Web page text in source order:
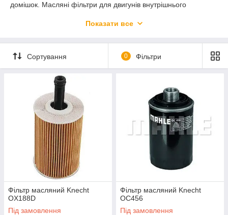
домішок. Масляні фільтри для двигунів внутрішнього
при техобслуговуванні одночасно із заміною масла кожні 10-
масляний фільтр австрійської фірми Knechtдля більшості
популярних автомобілів. Якщо ви не знаєте, яка модель
фільтра підходить для вашого автомобіля, наші менеджери
допоможуть його підібрати
Показати все
Сортування 0 Фільтри
Фільтр масляний Knecht
OX188D
Під замовлення
Фільтр масляний Knecht
OC456
Під замовлення